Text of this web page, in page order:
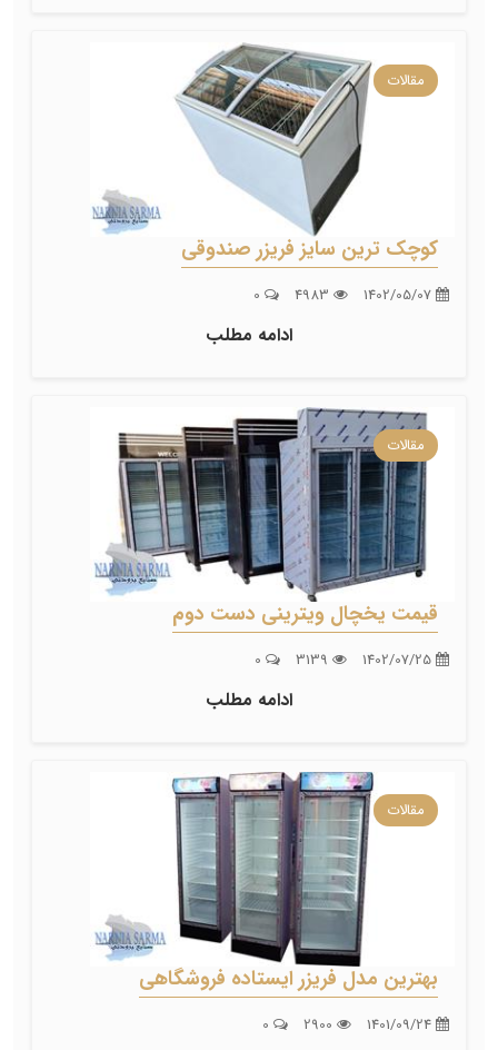
مقالات
کوچک ترین سایز فریزر صندوقی
ادامه مطلب
مقالات
قیمت یخچال ویترینی دست دوم
ادامه مطلب
مقالات
بهترین مدل فریزر ایستاده فروشگاهی